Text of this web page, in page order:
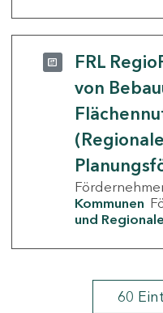
FRL
von
(Regionale
Kommunen
und
60